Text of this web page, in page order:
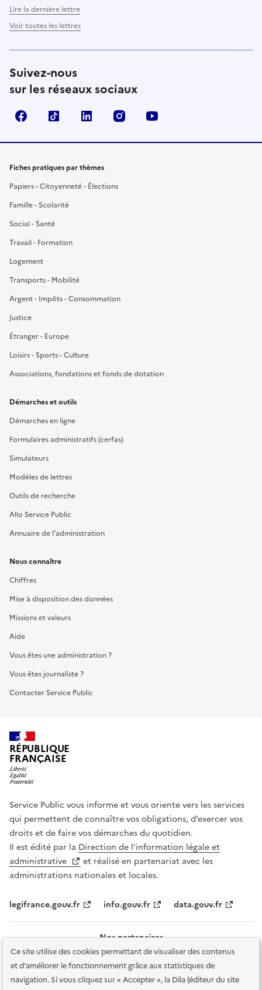
Ce site utilise des cookies permettant de visualiser des contenus
et d'améliorer le fonctionnement grâce aux statistiques de
navigation. Si vous cliquez sur « Accepter », la Dila (éditeur du site
Lire la dernière lettre
Voir toutes les lettres
Suivez-nous
sur les réseaux sociaux
FacebookTikTok LinkedIn Instagram
Fiches pratiques par thèmes
Papiers - Citoyenneté - Élections
Famille - Scolarité
Social - Santé
Travail - Formation
Logement
Transports - Mobilité
Argent - Impôts - Consommation
Justice
Étranger - Europe
Loisirs - Sports - Culture
Associations, fondations et fonds de dotation
Démarches et outils
Démarches en ligne
Formulaires administratifs (cerfas)
Simulateurs
Modèles de lettres
Outils de recherche
Allo Service Public
Annuaire de l'administration
Nous connaître
Chiffres
Mise à disposition des données
Missions et valeurs
Aide
Vous êtes une administration ?
Vous êtes journaliste ?
Contacter Service Public
RÉPUBLIQUE
FRANÇAISE
Service Public vous informe et vous oriente vers les services
qui permettent de connaître vos obligations, d’exercer vos
droits et de faire vos démarches du quotidien.
Il est édité par la Direction de l’information légale et
administrative
et réalisé en partenariat avec les
administrations nationales et locales.
legifrance.gouv.fr info.gouv.fr data.gouv.fr
Nos partenaires